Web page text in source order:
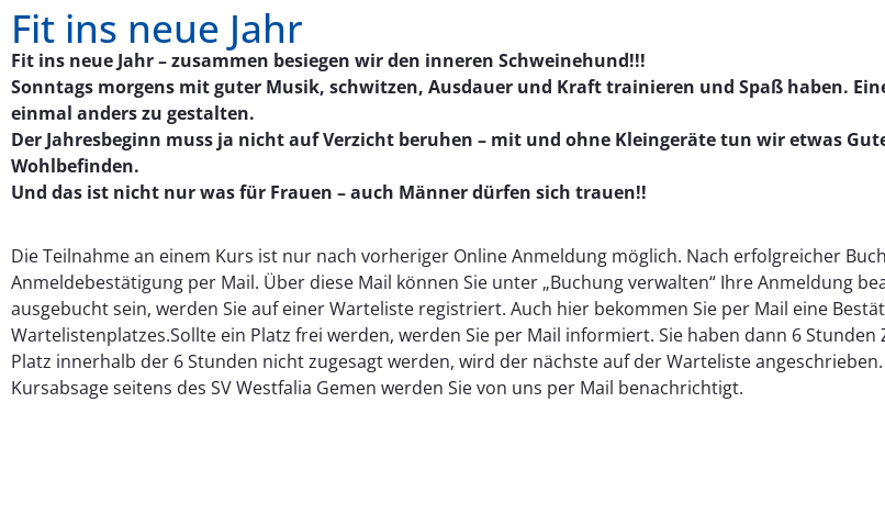
Fit ins neue Jahr
Fit ins neue Jahr – zusammen besiegen wir den inneren Schweinehund!!!
Sonntags morgens mit guter Musik, schwitzen, Ausdauer und Kraft trainieren und Spaß haben.
einmal anders zu gestalten.
Der Jahresbeginn muss ja nicht auf Verzicht beruhen – mit und ohne Kleingeräte tun wir etwas
Wohlbefinden.
Und das ist nicht nur was für Frauen – auch Männer dürfen sich trauen!!
Die Teilnahme an einem Kurs ist nur nach vorheriger Online Anmeldung möglich. Nach erfolgreicher
Anmeldebestätigung per Mail. Über diese Mail können Sie unter „Buchung verwalten“ Ihre Anmeldung
ausgebucht sein, werden Sie auf einer Warteliste registriert. Auch hier bekommen Sie per Mail eine
Wartelistenplatzes.Sollte ein Platz frei werden, werden Sie per Mail informiert. Sie haben dann 6
Platz innerhalb der 6 Stunden nicht zugesagt werden, wird der nächste auf der Warteliste
Kursabsage seitens des SV Westfalia Gemen werden Sie von uns per Mail benachrichtigt.